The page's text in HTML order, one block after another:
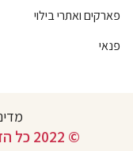
פארקים ואתרי בילוי
פנאי
© 2022 כל הזכויות שמורות. visit.ashdod